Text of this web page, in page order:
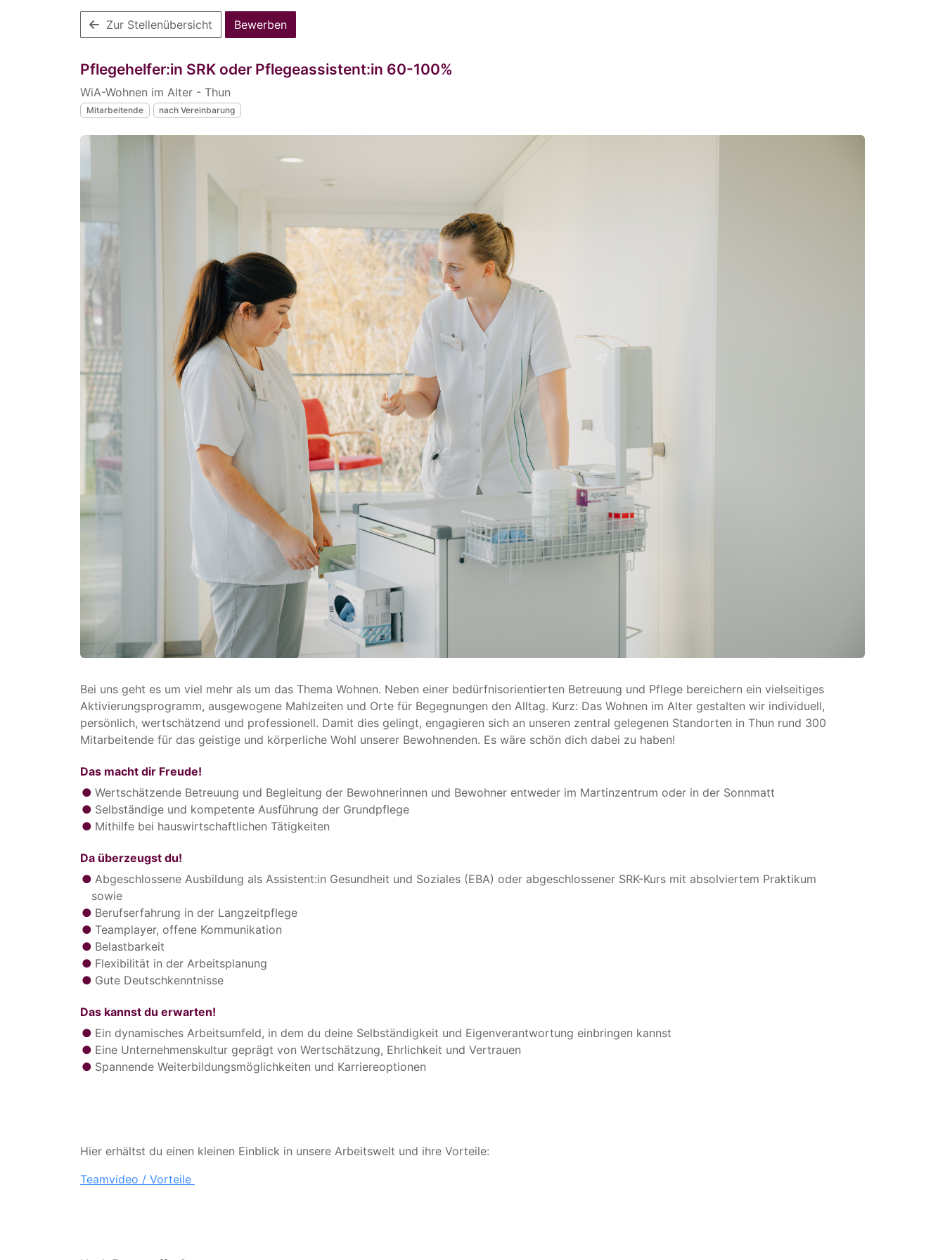
Zur Stellenübersicht Bewerben
Pflegehelfer:in SRK oder Pflegeassistent:in 60-100%
WiA-Wohnen im Alter - Thun
Mitarbeitende nach Vereinbarung
Bei uns geht es um viel mehr als um das Thema Wohnen. Neben einer bedürfnisorientierten Betreuung und Pflege bereichern ein vielseitiges
Aktivierungsprogramm, ausgewogene Mahlzeiten und Orte für Begegnungen den Alltag. Kurz: Das Wohnen im Alter gestalten wir individuell,
persönlich, wertschätzend und professionell. Damit dies gelingt, engagieren sich an unseren zentral gelegenen Standorten in Thun rund 300
Mitarbeitende für das geistige und körperliche Wohl unserer Bewohnenden. Es wäre schön dich dabei zu haben!
Das macht dir Freude!
Wertschätzende Betreuung und Begleitung der Bewohnerinnen und Bewohner entweder im Martinzentrum oder in der Sonnmatt
Selbständige und kompetente Ausführung der Grundpflege
Mithilfe bei hauswirtschaftlichen Tätigkeiten
Da überzeugst du!
Abgeschlossene Ausbildung als Assistent:in Gesundheit und Soziales (EBA) oder abgeschlossener SRK-Kurs mit absolviertem Praktikum
sowie
Berufserfahrung in der Langzeitpflege
Teamplayer, offene Kommunikation
Belastbarkeit
Flexibilität in der Arbeitsplanung
Gute Deutschkenntnisse
Das kannst du erwarten!
Ein dynamisches Arbeitsumfeld, in dem du deine Selbständigkeit und Eigenverantwortung einbringen kannst
Eine Unternehmenskultur geprägt von Wertschätzung, Ehrlichkeit und Vertrauen
Spannende Weiterbildungsmöglichkeiten und Karriereoptionen
Hier erhältst du einen kleinen Einblick in unsere Arbeitswelt und ihre Vorteile:
Teamvideo / Vorteile